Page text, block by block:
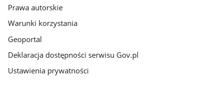
Prawa autorskie
Warunki korzystania
Geoportal
Deklaracja dostępności serwisu Gov.pl
Ustawienia prywatności